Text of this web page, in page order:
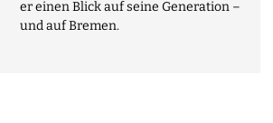
er einen Blick auf seine Generation –
und auf Bremen.